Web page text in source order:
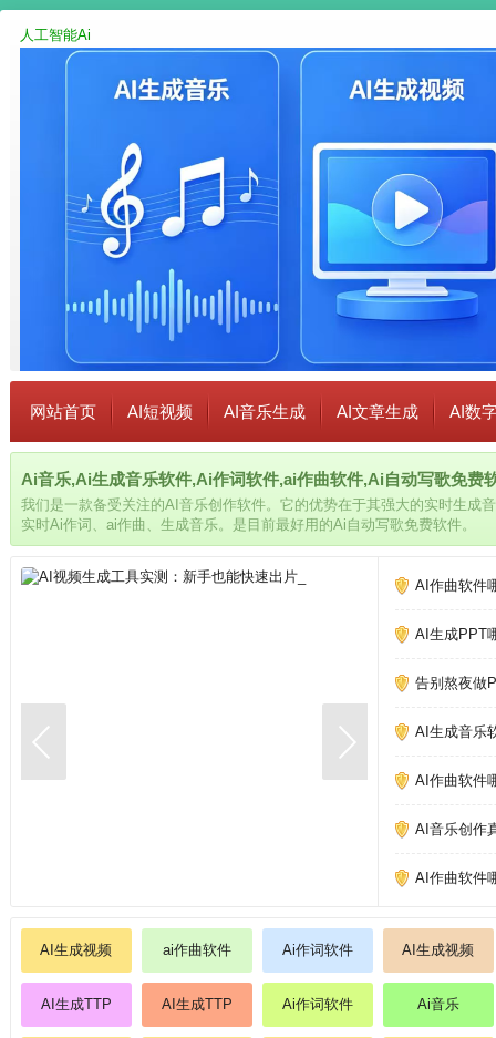
人工智能Ai
网站首页 AI短视频 AI音乐生成 AI文章生成 AI数
Ai音乐,Ai生成音乐软件,Ai作词软件,ai作曲软件,Ai自动写歌免费
我们是一款备受关注的AI音乐创作软件。它的优势在于其强大的实时生成
实时Ai作词、ai作曲、生成音乐。是目前最好用的Ai自动写歌免费软件。
AI作曲软件
AI生成PPT
告别熬夜做
AI生成音乐
AI作曲软件
AI音乐创作
AI作曲软件
AI生成视频 ai作曲软件 Ai作词软件 AI生成视频
AI生成TTP AI生成TTP Ai作词软件 Ai音乐